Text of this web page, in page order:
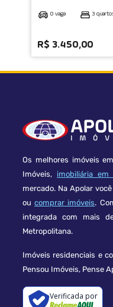
0 vaga 3
R$ 3.450,00
Os melhores imóveis
Imóveis, imobiliária em
mercado. Na Apolar
oucomprar imóveis.
integrada com mais
Metropolitana.
Imóveis residenciais e
Pensou Imóveis, Pense
Verificada por